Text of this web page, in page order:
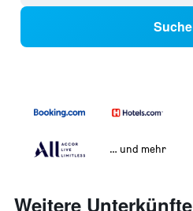
… und mehr
Weitere